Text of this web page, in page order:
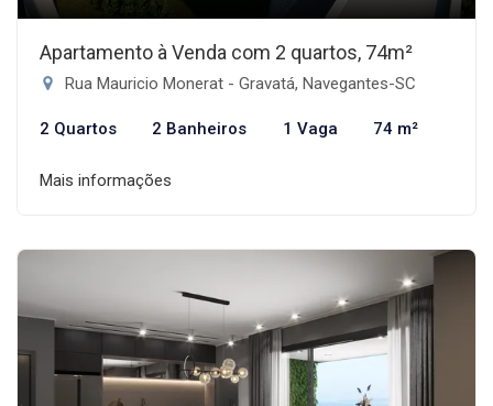
Apartamento à Venda com 2 quartos, 74m²
Rua Mauricio Monerat - Gravatá, Navegantes-SC
2 Quartos 2 Banheiros 1 Vaga 74 m²
Mais informações